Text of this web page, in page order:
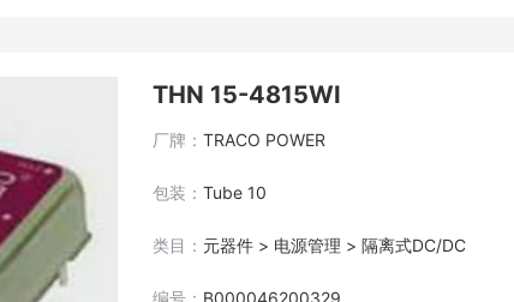
THN 15-4815WI
厂牌： TRACO POWER
包装： Tube 10
类目： 元器件 > 电源管理 > 隔离式DC/DC
编号： B000046200329